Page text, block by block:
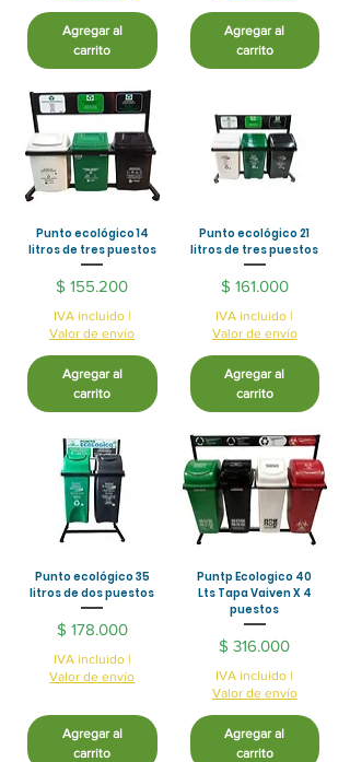
Agregar al
carrito
Agregar al
carrito
Punto ecológico 14
litros de tres puestos
Precio
$ 155.200
IVA incluido|
Valor de envío
Agregar al
carrito
Punto ecológico 21
litros de tres puestos
Precio
$ 161.000
IVA incluido |
Valor de envío
Agregar al
carrito
Punto ecológico 35
litros de dos puestos
Precio
$ 178.000
IVA incluido|
Valor de envío
Agregar al
carrito
Puntp Ecologico 40
Lts Tapa Vaiven X 4
puestos
Precio
$ 316.000
IVA incluido |
Valor de envío
Agregar al
carrito